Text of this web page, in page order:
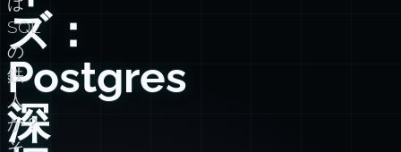
ズ：
Postgres
深
SQL
の
鉄
人
か？
そ